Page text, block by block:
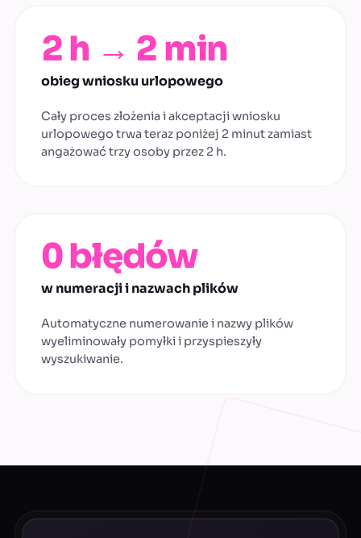
2 h → 2 min
obieg wniosku urlopowego
Cały proces złożenia i akceptacji wniosku
urlopowego trwa teraz poniżej 2 minut zamiast
angażować trzy osoby przez 2 h.
0 błędów
w numeracji i nazwach plików
Automatyczne numerowanie i nazwy plików
wyeliminowały pomyłki i przyspieszyły
wyszukiwanie.